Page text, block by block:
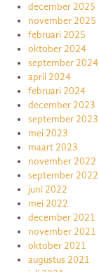
december 2025
november 2025
februari 2025
oktober 2024
september 2024
april 2024
februari 2024
december 2023
september 2023
mei 2023
maart 2023
november 2022
september 2022
juni 2022
mei 2022
december 2021
november 2021
oktober 2021
augustus 2021